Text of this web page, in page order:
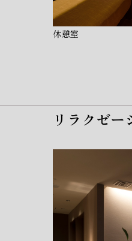
休憩室
リラクゼー